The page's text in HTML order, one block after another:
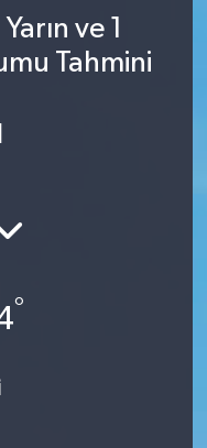
ve 1
Tahmini
°
Fikstür